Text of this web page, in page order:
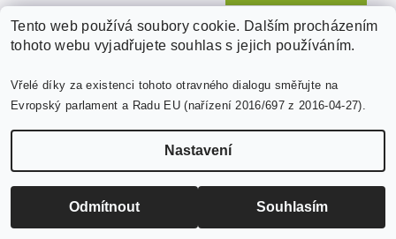
Tento web používá soubory cookie. Dalším procházením
tohoto webu vyjadřujete souhlas s jejich používáním.
Vřelé díky za existenci tohoto otravného dialogu směřujte na
Evropský parlament a Radu EU (nařízení 2016/697 z 2016-04-27).
Nastavení
Odmítnout Souhlasím